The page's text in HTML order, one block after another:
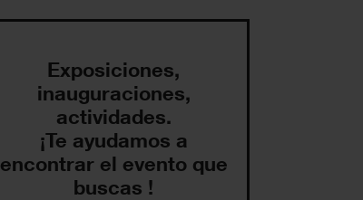
Exposiciones,
inauguraciones,
actividades.
¡Te ayudamos a
encontrar el evento que
buscas !